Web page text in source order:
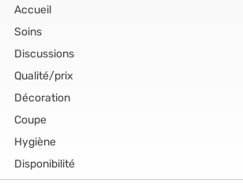
Accueil
Soins
Discussions
Qualité/prix
Décoration
Coupe
Hygiène
Disponibilité